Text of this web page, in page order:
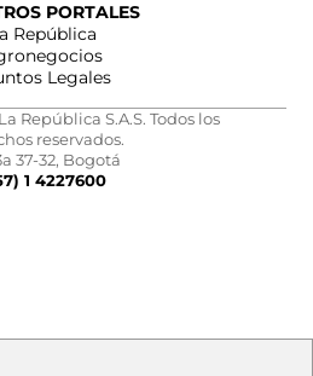
PORTALES
República
Legales
República S.A.S. Todos los
reservados.
37-32, Bogotá
1 4227600